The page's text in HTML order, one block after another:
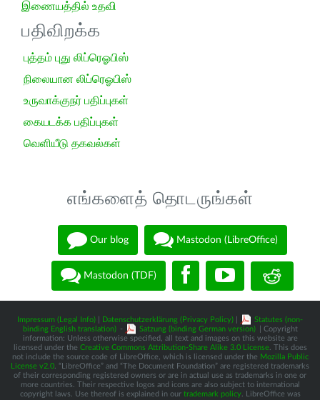
இணையத்தில் உதவி
பதிவிறக்க
புத்தம் புது லிப்ரெஓபிஸ்
நிலையான லிப்ரெஓபிஸ்
உருவாக்குநர் பதிப்புகள்
கையடக்க பதிப்புகள்
வெளியீடு தகவல்கள்
எங்களைத் தொடருங்கள்
Our blog Mastodon (LibreOffice)
Mastodon (TDF)
Impressum (Legal Info) Datenschutzerklärung (Privacy Policy)
Statutes (non-
binding English translation) - Satzung (binding German version)
| Copyright
information: Unless otherwise specified, all text and images on this website are
licensed under the Creative Commons Attribution-Share Alike 3.0 License. This does
not include the source code of LibreOffice, which is licensed under the Mozilla Public
License v2.0 . “LibreOffice” and “The Document Foundation” are registered trademarks
of their corresponding registered owners or are in actual use as trademarks in one or
more countries. Their respective logos and icons are also subject to international
copyright laws. Use thereof is explained in our trademark policy. LibreOffice was